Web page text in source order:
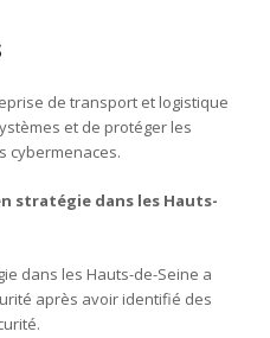
de transport et logistique
et de protéger les
cybermenaces.
stratégie dans les Hauts-
dans les Hauts-de-Seine a
après avoir identifié des